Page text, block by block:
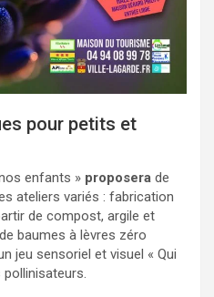
pour petits et
enfants » proposera de
ateliers variés : fabrication
de compost, argile et
baumes à lèvres zéro
jeu sensoriel et visuel « Qui